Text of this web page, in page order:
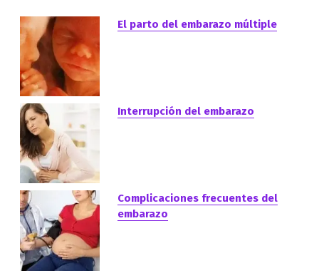
El parto del embarazo múltiple
Interrupción del embarazo
Complicaciones frecuentes del
embarazo